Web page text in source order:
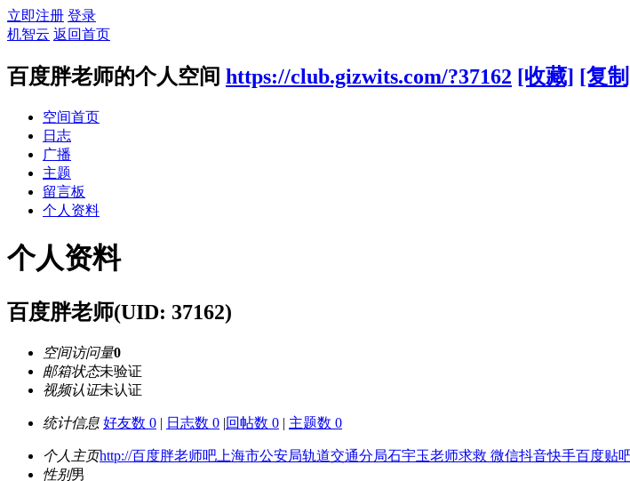
立即注册 登录
机智云 返回首页
百度胖老师的个人空间 https://club.gizwits.com/?37162 [收藏] [复
空间首页
日志
广播
主题
留言板
个人资料
个人资料
百度胖老师(UID: 37162)
空间访问量0
邮箱状态未验证
视频认证未认证
统计信息 好友数 0 | 日志数 0 |回帖数 0 | 主题数 0
个人主页http://百度胖老师吧上海市公安局轨道交通分局石宇玉老师求救 微信抖音快手百度
性别男